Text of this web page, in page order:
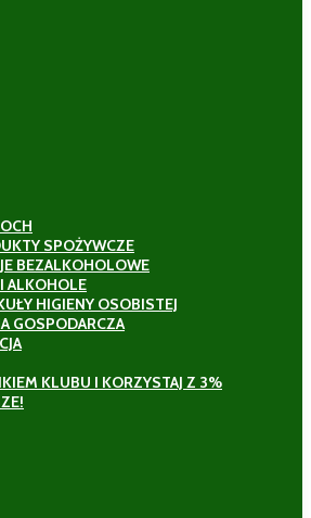
SPOŻYWCZE
BEZALKOHOLOWE
ALKOHOLE
HIGIENY OSOBISTEJ
GOSPODARCZA
KLUBU I KORZYSTAJ Z 3%